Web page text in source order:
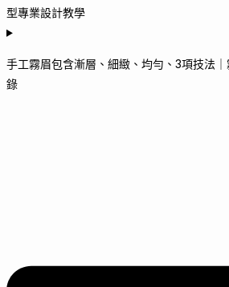
型專業設計教學
手工霧眉包含漸層、細緻、均勻、3項技法
錄